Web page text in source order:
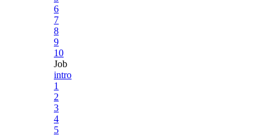
6
7
8
9
10
Job
intro
1
2
3
4
5